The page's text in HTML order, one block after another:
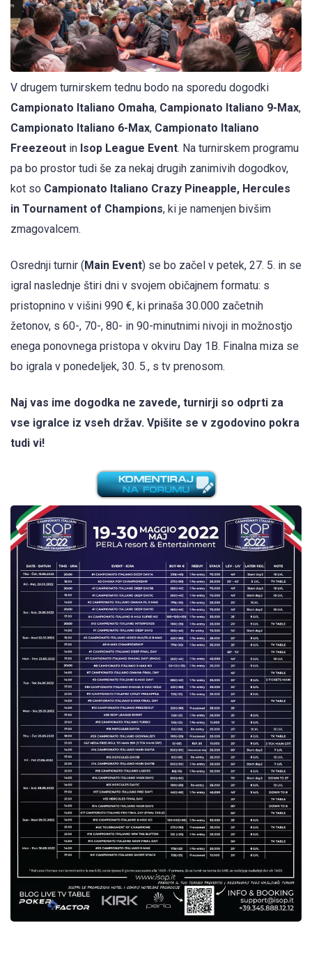
V drugem turnirskem tednu bodo na sporedu dogodki
Campionato Italiano Omaha, Campionato Italiano 9-Max,
Campionato Italiano 6-Max, Campionato Italiano
Freezeout in Isop League Event. Na turnirskem programu
pa bo prostor tudi še za nekaj drugih zanimivih dogodkov,
kot so Campionato Italiano Crazy Pineapple, Hercules
in Tournament of Champions, ki je namenjen bivšim
zmagovalcem.
Osrednji turnir (Main Event) se bo začel v petek, 27. 5. in se
igral naslednje štiri dni v svojem običajnem formatu: s
pristopnino v višini 990 €, ki prinaša 30.000 začetnih
žetonov, s 60-, 70-, 80- in 90-minutnimi nivoji in možnostjo
enega ponovnega pristopa v okviru Day 1B. Finalna miza se
bo igrala v ponedeljek, 30. 5., s tv prenosom.
Naj vas ime dogodka ne zavede, turnirji so odprti za
vse igralce iz vseh držav. Vpišite se v zgodovino pokra
tudi vi!